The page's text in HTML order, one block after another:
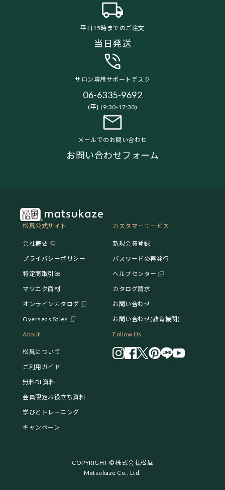
平日15時までのご注文
当日発送
サロン専用サポートデスク
06-6335-9692
(平日9:30-17:30)
メールでのお問い合わせ
お問い合わせフォーム
松風公式サイト
会社概要
プライバシーポリシー
特定商取引法
マツエク商材
オンラインカタログ
Overseas Sales
カスタマーサービス
新規会員登録
パスワードの再発行
ヘルプセンター
カタログ請求
お問い合わせ
お問い合わせ(教育機関)
About
松風について
ご利用ガイド
無料DL資料
会員限定お役立ち資料
学びとトレーニング
キャンペーン
Follow Us
COPYRIGHT © 株式会社松風
Matsukaze Co., Ltd.